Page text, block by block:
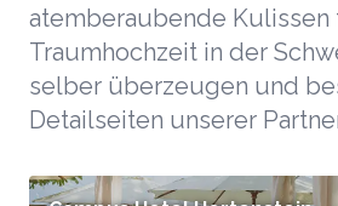
atemberaubende
Traumhochzeit in der
selber überzeugen und
Detailseiten unserer